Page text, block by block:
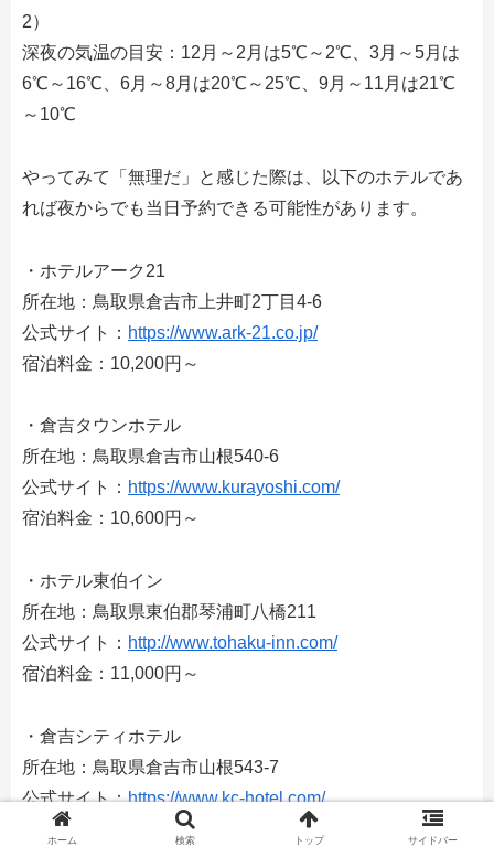
2）
深夜の気温の目安：12月～2月は5℃～2℃、3月～5月は
6℃～16℃、6月～8月は20℃～25℃、9月～11月は21℃
～10℃
やってみて「無理だ」と感じた際は、以下のホテルであ
れば夜からでも当日予約できる可能性があります。
・ホテルアーク21
所在地：鳥取県倉吉市上井町2丁目4-6
公式サイト： https://www.ark-21.co.jp/
宿泊料金：10,200円～
・倉吉タウンホテル
所在地：鳥取県倉吉市山根540-6
公式サイト： https://www.kurayoshi.com/
宿泊料金：10,600円～
・ホテル東伯イン
所在地：鳥取県東伯郡琴浦町八橋211
公式サイト： http://www.tohaku-inn.com/
宿泊料金：11,000円～
・倉吉シティホテル
所在地：鳥取県倉吉市山根543-7
公式サイト：https://www.kc-hotel.com/
宿泊料金：11,000円～
ホーム 検索 トップ サイドバー